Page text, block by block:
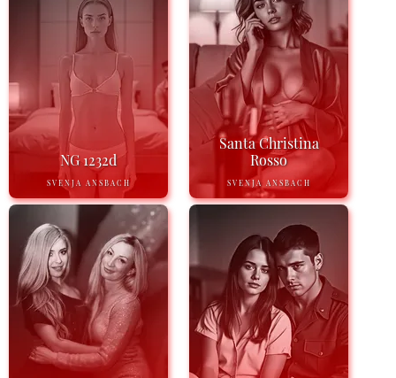
NG 1232d
SVENJA ANSBACH
Santa Christina
Rosso
SVENJA ANSBACH